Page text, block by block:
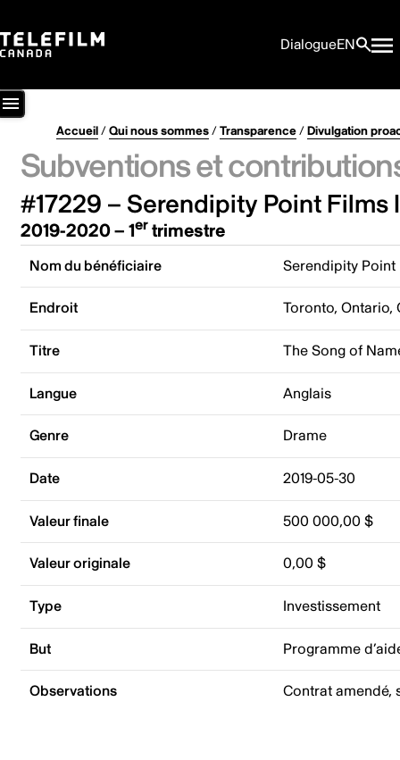
DialogueEN
Accueil/Qui nous sommes/Transparence/Divulgation
Subventions et
#17229 – Serendipity Point Films
2019-2020 – 1ertrimestre
Nom du bénéficiaire Serendipity Point
Endroit Toronto, Ontario,
Titre The Song of
Langue Anglais
Genre Drame
Date 2019-05-30
Valeur finale 500 000,00 $
Valeur originale 0,00 $
Type Investissement
But Programme
Observations Contrat amendé,